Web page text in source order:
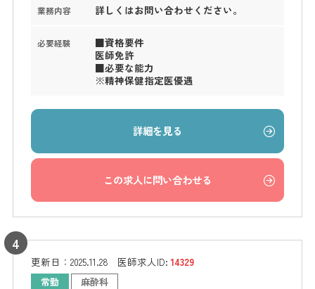
業務内容 詳しくはお問い合わせください。
必要経験
■資格要件
医師免許
■必要な能力
※精神保健指定医優遇
詳細を見る
この求人に問い合わせる
更新日： 2025.11.28 医師求人ID:14329
常勤 麻酔科